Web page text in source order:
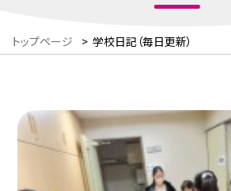
トップページ > 学校日記（毎日更新）